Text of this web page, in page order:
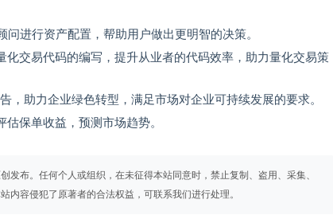
问进行资产配置，帮助用户做出更明智的决策。
化交易代码的编写，提升从业者的代码效率，助力量化交易策
，助力企业绿色转型，满足市场对企业可持续发展的要求。
估保单收益，预测市场趋势。
发布。任何个人或组织，在未征得本站同意时，禁止复制、盗用、采集、
内容侵犯了原著者的合法权益，可联系我们进行处理。